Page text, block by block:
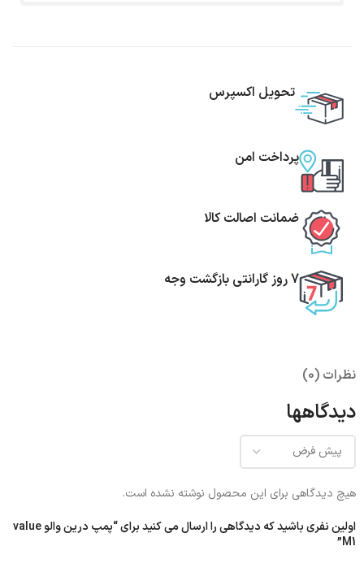
تحویل اکسپرس
پرداخت امن
ضمانت اصالت کالا
7 روز گارانتی بازگشت وجه
نظرات (0)
دیدگاهها
هیچ دیدگاهی برای این محصول نوشته نشده است.
اولین نفری باشید که دیدگاهی را ارسال می کنید برای “پمپ درین والو value
M1”